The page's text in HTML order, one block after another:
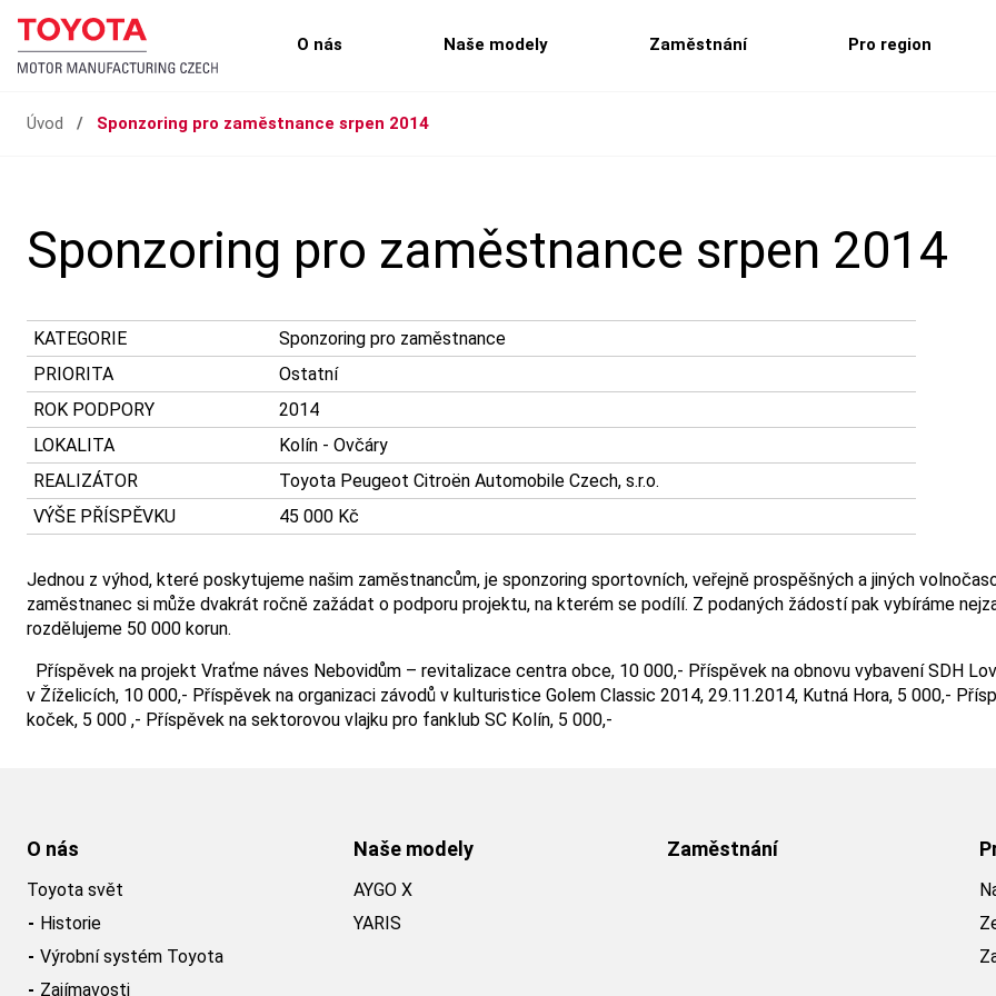
O nás Naše modely Zaměstnání Pro region
Úvod / Sponzoring pro zaměstnance srpen 2014
Sponzoring pro zaměstnance srpen 2014
KATEGORIE
Sponzoring pro zaměstnance
PRIORITA
Ostatní
ROK PODPORY
2014
LOKALITA
Kolín - Ovčáry
REALIZÁTOR
Toyota Peugeot Citroën Automobile Czech, s.r.o.
VÝŠE PŘÍSPĚVKU
45 000 Kč
Jednou z výhod, které poskytujeme našim zaměstnancům, je sponzoring sportovních, veřejně prospěšných a jiných
zaměstnanec si může dvakrát ročně zažádat o podporu projektu, na kterém se podílí. Z podaných žádostí pak vybíráme
rozdělujeme 50 000 korun.
Příspěvek na projekt Vraťme náves Nebovidům – revitalizace centra obce, 10 000,- Příspěvek na obnovu vybavení SDH
v Žíželicích, 10 000,- Příspěvek na organizaci závodů v kulturistice Golem Classic 2014, 29.11.2014, Kutná Hora, 5 000,-
koček, 5 000 ,- Příspěvek na sektorovou vlajku pro fanklub SC Kolín, 5 000,-
O nás
Toyota svět
Historie
Výrobní systém Toyota
Zajímavosti
Naše modely
AYGO X
YARIS
Zaměstnání